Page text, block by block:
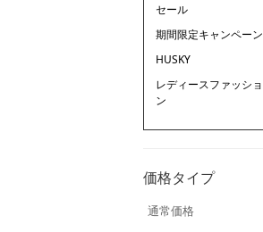
セール
期間限定キャンペーン
HUSKY
レディースファッショ
ン
価格タイプ
通常価格